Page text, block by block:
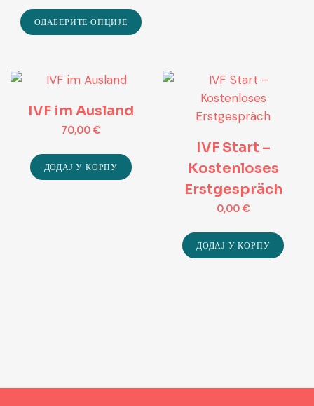
ОДАБЕРИТЕ ОПЦИЈЕ
IVF im Ausland
70,00 €
ДОДАЈ У КОРПУ
IVF Start –
Kostenloses
Erstgespräch
0,00 €
ДОДАЈ У КОРПУ